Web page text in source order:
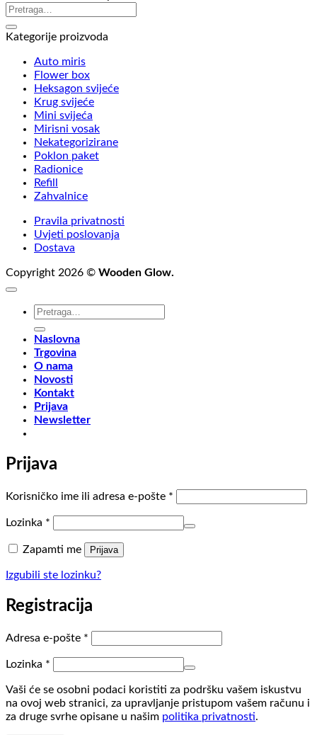
Kategorije proizvoda
Auto miris
Flower box
Heksagon svijeće
Krug svijeće
Mini svijeća
Mirisni vosak
Nekategorizirane
Poklon paket
Radionice
Refill
Zahvalnice
Pravila privatnosti
Uvjeti poslovanja
Dostava
Copyright 2026 © Wooden Glow.
Pretraži:
Naslovna
Trgovina
O nama
Novosti
Kontakt
Prijava
Newsletter
Prijava
Korisničko ime ili adresa e-pošte *
Lozinka *
Zapamti me Prijava
Izgubili ste lozinku?
Registracija
Adresa e-pošte *
Lozinka *
Vaši će se osobni podaci koristiti za podršku vašem iskustvu
na ovoj web stranici, za upravljanje pristupom vašem računu i
za druge svrhe opisane u našim politika privatnosti.